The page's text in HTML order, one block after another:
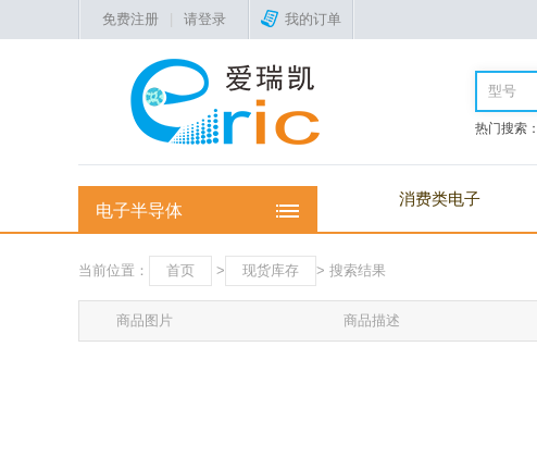
免费注册 请登录 我的订单
热门搜索：
消费类电子
电子半导体
当前位置： 首页 > 现货库存 > 搜索结果
商品图片 商品描述